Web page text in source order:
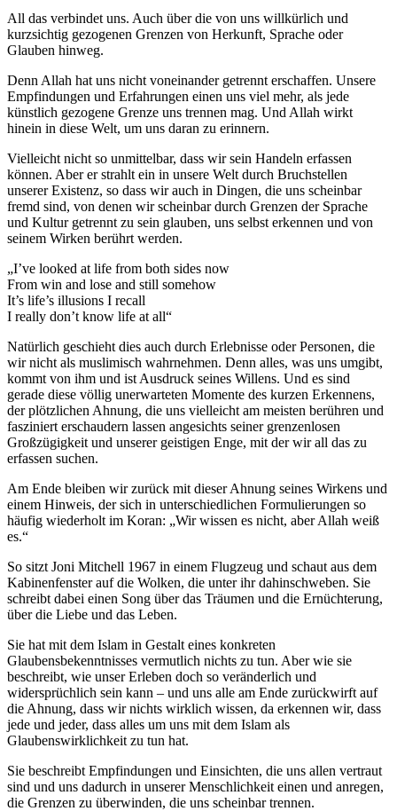
All das verbindet uns. Auch über die von uns willkürlich und
kurzsichtig gezogenen Grenzen von Herkunft, Sprache oder
Glauben hinweg.
Denn Allah hat uns nicht voneinander getrennt erschaffen. Unsere
Empfindungen und Erfahrungen einen uns viel mehr, als jede
künstlich gezogene Grenze uns trennen mag. Und Allah wirkt
hinein in diese Welt, um uns daran zu erinnern.
Vielleicht nicht so unmittelbar, dass wir sein Handeln erfassen
können. Aber er strahlt ein in unsere Welt durch Bruchstellen
unserer Existenz, so dass wir auch in Dingen, die uns scheinbar
fremd sind, von denen wir scheinbar durch Grenzen der Sprache
und Kultur getrennt zu sein glauben, uns selbst erkennen und von
seinem Wirken berührt werden.
„I’ve looked at life from both sides now
From win and lose and still somehow
It’s life’s illusions I recall
I really don’t know life at all“
Natürlich geschieht dies auch durch Erlebnisse oder Personen, die
wir nicht als muslimisch wahrnehmen. Denn alles, was uns umgibt,
kommt von ihm und ist Ausdruck seines Willens. Und es sind
gerade diese völlig unerwarteten Momente des kurzen Erkennens,
der plötzlichen Ahnung, die uns vielleicht am meisten berühren und
fasziniert erschaudern lassen angesichts seiner grenzenlosen
Großzügigkeit und unserer geistigen Enge, mit der wir all das zu
erfassen suchen.
Am Ende bleiben wir zurück mit dieser Ahnung seines Wirkens und
einem Hinweis, der sich in unterschiedlichen Formulierungen so
häufig wiederholt im Koran: „Wir wissen es nicht, aber Allah weiß
es.“
So sitzt Joni Mitchell 1967 in einem Flugzeug und schaut aus dem
Kabinenfenster auf die Wolken, die unter ihr dahinschweben. Sie
schreibt dabei einen Song über das Träumen und die Ernüchterung,
über die Liebe und das Leben.
Sie hat mit dem Islam in Gestalt eines konkreten
Glaubensbekenntnisses vermutlich nichts zu tun. Aber wie sie
beschreibt, wie unser Erleben doch so veränderlich und
widersprüchlich sein kann – und uns alle am Ende zurückwirft auf
die Ahnung, dass wir nichts wirklich wissen, da erkennen wir, dass
jede und jeder, dass alles um uns mit dem Islam als
Glaubenswirklichkeit zu tun hat.
Sie beschreibt Empfindungen und Einsichten, die uns allen vertraut
sind und uns dadurch in unserer Menschlichkeit einen und anregen,
die Grenzen zu überwinden, die uns scheinbar trennen.